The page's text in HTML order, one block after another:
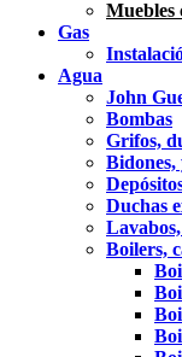
Muebles
Gas
Agua
John
Bombas
Grifos,
Duchas
Boilers,